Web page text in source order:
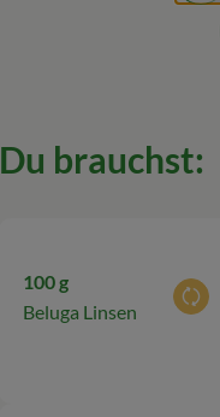
Du brauchst:
100 g
Beluga Linsen